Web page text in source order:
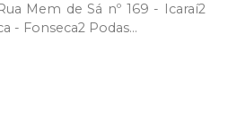
Mem de Sá nº 169 - Icaraí2
- Fonseca2 Podas...